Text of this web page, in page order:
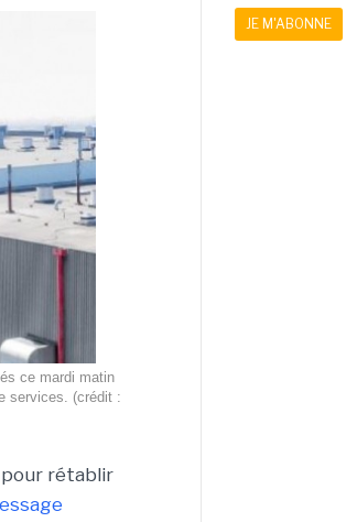
ce mardi matin
services. (crédit :
rétablir
JE M'ABONNE